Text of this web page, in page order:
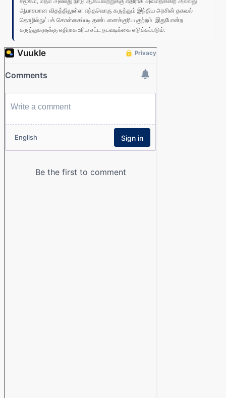
ஆபாசமான விதத்திலுள்ள எந்தவொரு கருத்தும் இந்திய அரசின் தகவல்
தொழில்நுட்பக் கொள்கைப்படி தண்டனைக்குரிய குற்றம். இதுபோன்ற
கருத்துகளுக்கு எதிராக உரிய சட்ட நடவடிக்கை எடுக்கப்படும்.